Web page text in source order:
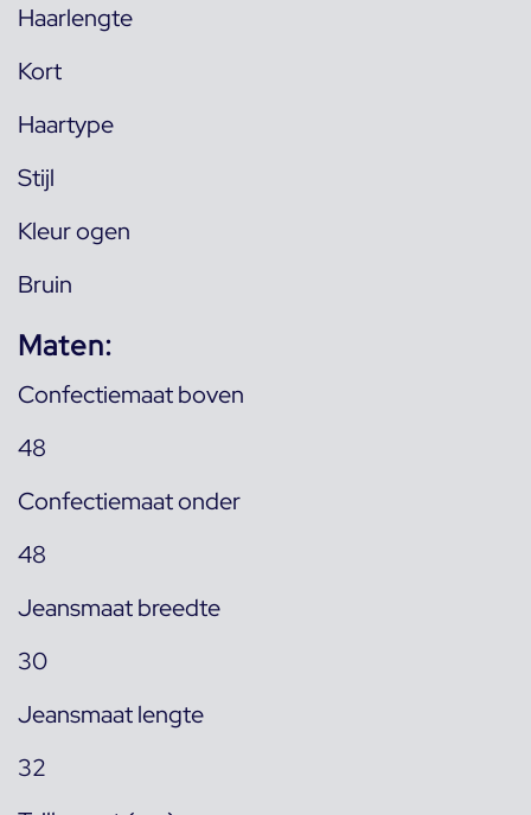
Haarlengte
Kort
Haartype
Stijl
Kleur ogen
Bruin
Maten:
Confectiemaat boven
48
Confectiemaat onder
48
Jeansmaat breedte
30
Jeansmaat lengte
32